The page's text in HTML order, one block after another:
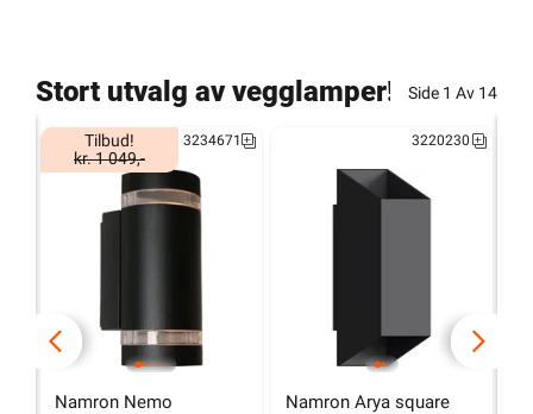
Stort utvalg av vegglamper! Side 1 Av 14
Namron Nemo
Tilbud!
kr. 1 049,-
3234671
Namron Arya square
3220230